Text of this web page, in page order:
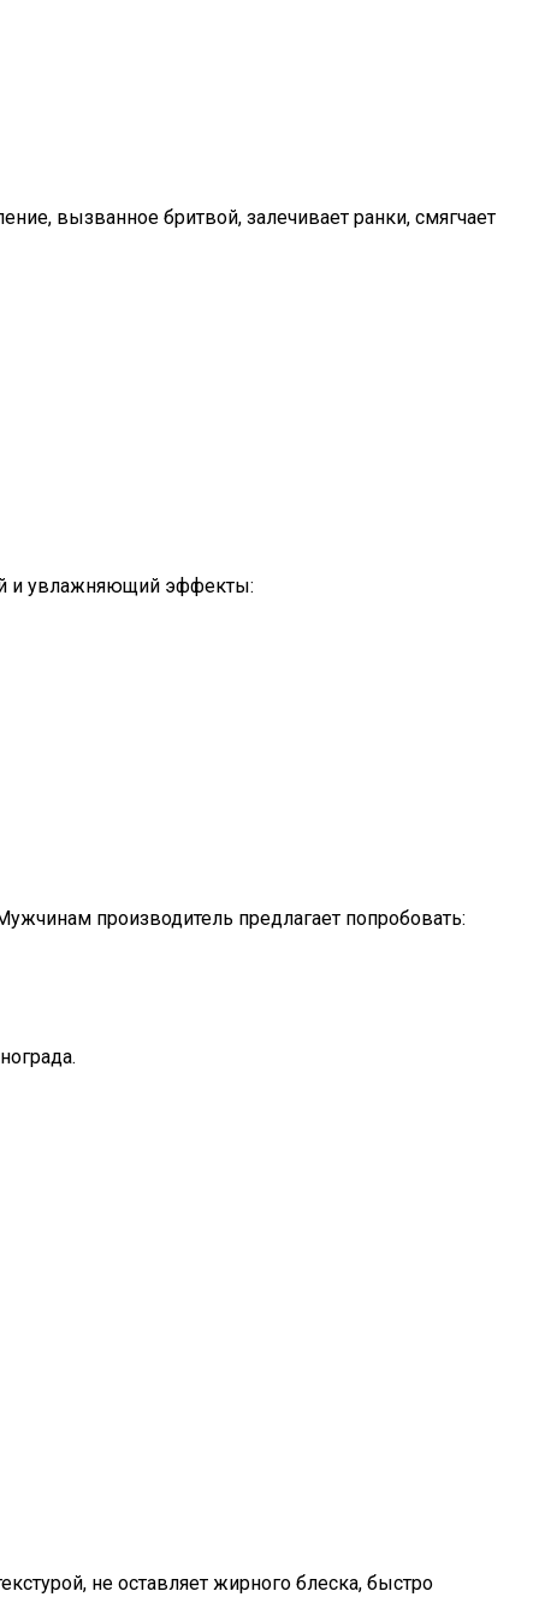
вызванное бритвой, залечивает ранки, смягчает
и увлажняющий эффекты:
производитель предлагает попробовать:
не оставляет жирного блеска, быстро